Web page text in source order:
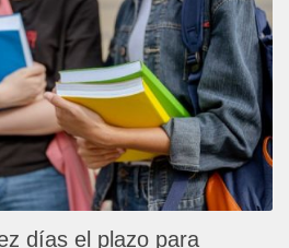
días el plazo para